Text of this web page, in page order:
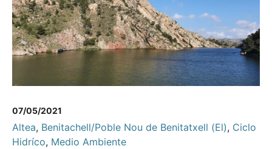
07/05/2021
Altea, Benitachell/Poble Nou de Benitatxell (El), Ciclo
Hidríco, Medio Ambiente